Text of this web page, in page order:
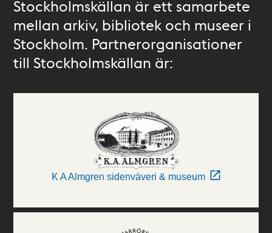
Stockholmskällan är ett samarbete
mellan arkiv, bibliotek och museer i
Stockholm. Partnerorganisationer
till Stockholmskällan är:
K A Almgren sidenväveri & museum